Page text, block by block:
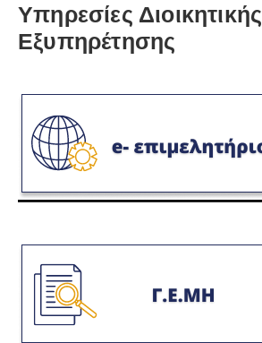
Υπηρεσίες Διοικητικής
Εξυπηρέτησης